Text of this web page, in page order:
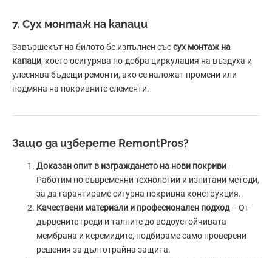
7. Сух монтаж на капаци
Завършекът на билото бе изпълнен съссух монтаж на
капаци, което осигурява по-добра циркулация на въздуха и
улеснява бъдещи ремонти, ако се наложат промени или
подмяна на покривните елементи.
Защо да изберете RemontPros?
Доказан опит в изграждането на нови покриви –
Работим по съвременни технологии и изпитани методи,
за да гарантираме сигурна покривна конструкция.
Качествени материали и професионален подход– От
дървените греди и талпите до водоустойчивата
мембрана и керемидите, подбираме само проверени
решения за дълготрайна защита.